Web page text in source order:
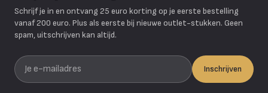
Schrijf je in en ontvang 25 euro korting op je eerste bestelling
vanaf 200 euro. Plus als eerste bij nieuwe outlet-stukken. Geen
spam, uitschrijven kan altijd.
Je e-mailadres
Inschrijven